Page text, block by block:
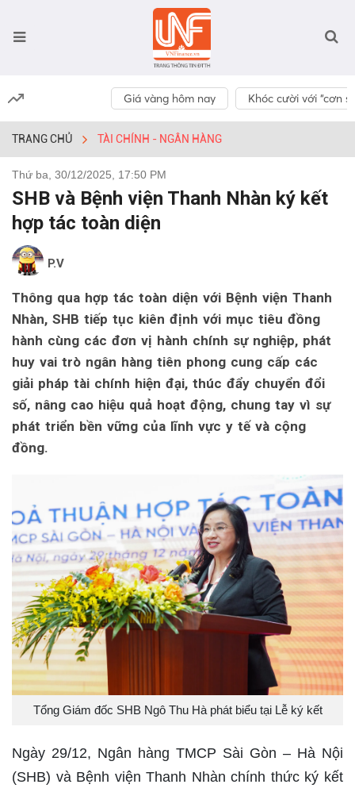
Giá vàng hôm nay Khóc cười với “cơn
TRANG CHỦ TÀI CHÍNH - NGÂN HÀNG
Thứ ba, 30/12/2025, 17:50 PM
SHB và Bệnh viện Thanh Nhàn ký kết
hợp tác toàn diện
P.V
Thông qua hợp tác toàn diện với Bệnh viện Thanh
Nhàn, SHB tiếp tục kiên định với mục tiêu đồng
hành cùng các đơn vị hành chính sự nghiệp, phát
huy vai trò ngân hàng tiên phong cung cấp các
giải pháp tài chính hiện đại, thúc đẩy chuyển đổi
số, nâng cao hiệu quả hoạt động, chung tay vì sự
phát triển bền vững của lĩnh vực y tế và cộng
đồng.
Tổng Giám đốc SHB Ngô Thu Hà phát biểu tại Lễ ký kết
Ngày 29/12, Ngân hàng TMCP Sài Gòn – Hà Nội
(SHB) và Bệnh viện Thanh Nhàn chính thức ký kết